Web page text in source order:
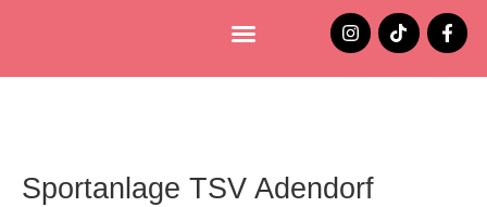
Sportanlage TSV Adendorf